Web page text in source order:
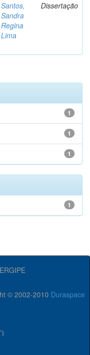
Santos,
Sandra
Regina
Lima
Dissertação
1
1
1
1
© 2002-2010 Duraspace